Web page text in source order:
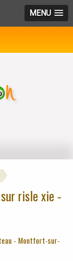
MENU
risle xie -
- Montfort-sur-